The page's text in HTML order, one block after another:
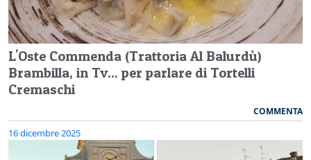
L'Oste Commenda (Trattoria Al Balurdù)
Brambilla, in Tv... per parlare di Tortelli
Cremaschi
COMMENTA
16 dicembre 2025